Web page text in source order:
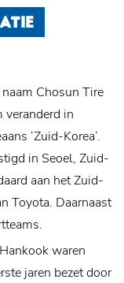
Chosun Tire
veranderd in
‘Zuid-Korea’.
in Seoel, Zuid-
aan het Zuid-
Toyota. Daarnaast
waren
jaren bezet door